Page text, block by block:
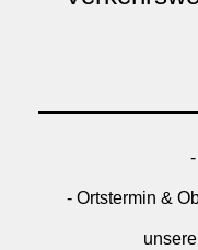
- Ortstermin &